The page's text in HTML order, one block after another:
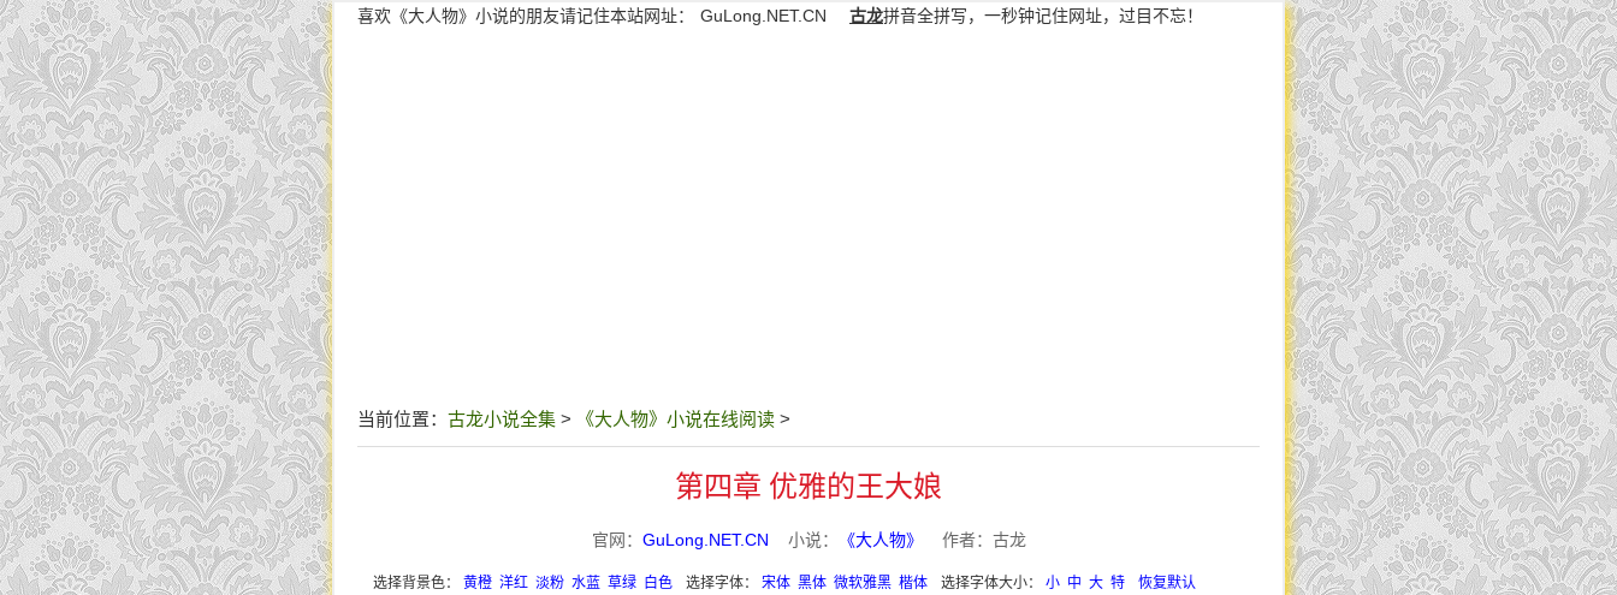
喜欢《大人物》小说的朋友请记住本站网址： GuLong.NET.CN 古龙拼音全拼写，一秒钟记住网址，过目不忘！
当前位置： 古龙小说全集 > 《大人物》小说在线阅读 >
第四章 优雅的王大娘
官网： GuLong.NET.CN 小说： 《大人物》 作者：古龙
选择背景色： 黄橙 洋红 淡粉 水蓝 草绿 白色 选择字体： 宋体 黑体 微软雅黑 楷体 选择字体大小： 小 中 大 特 恢复默认